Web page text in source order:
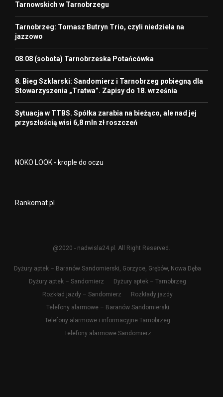
Tarnowskich w Tarnobrzegu
Tarnobrzeg: Tomasz Butryn Trio, czyli niedziela na
jazzowo
08.08 (sobota) Tarnobrzeska Potańcówka
8. Bieg Szklarski: Sandomierz i Tarnobrzeg pobiegną dla
Stowarzyszenia „Tratwa”. Zapisy do 18. września
Sytuacja w TTBS. Spółka zarabia na bieżąco, ale nad jej
przyszłością wisi 6,8 mln zł roszczeń
NOKO LOOK - krople do oczu
Rankomat.pl
@2020 - nadwisla24.pl. All Right Reserved.
Dyżury aptek – Baranów Sandomierski, Gorzyce, Grębów, Nowa Dęba
Dyżury aptek – Sandomierz
Dyżury aptek – Tarnobrzeg
Rozkład jazdy – Sandomierz
Rozkłady jazdy
Telefony alarmowe – Baranów Sandomierski
Telefony alarmowe i informacyjne Tarnobrzeg
Telefony alarmowe Sandomierz